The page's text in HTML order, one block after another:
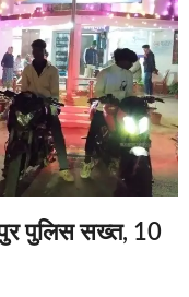
पुलिस सख्त, 10